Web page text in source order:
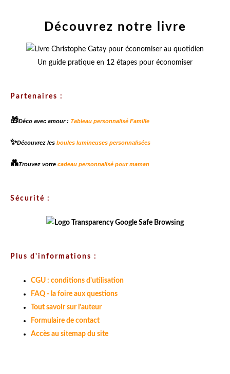
Découvrez notre livre
Un guide pratique en 12 étapes pour économiser
Partenaires :
🎁Déco avec amour : Tableau personnalisé Famille
✨Découvrez les boules lumineuses personnalisées
💑Trouvez votre cadeau personnalisé pour maman
Sécurité :
Plus d'informations :
CGU : conditions d'utilisation
FAQ - la foire aux questions
Tout savoir sur l'auteur
Formulaire de contact
Accès au sitemap du site